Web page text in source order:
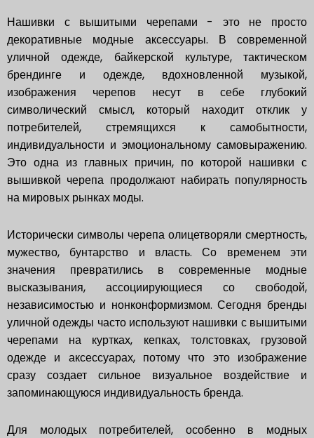
Нашивки с вышитыми черепами - это не просто
декоративные модные аксессуары. В современной
уличной одежде, байкерской культуре, тактическом
брендинге и одежде, вдохновленной музыкой,
изображения черепов несут в себе глубокий
символический смысл, который находит отклик у
потребителей, стремящихся к самобытности,
индивидуальности и эмоциональному самовыражению.
Это одна из главных причин, по которой нашивки с
вышивкой черепа продолжают набирать популярность
на мировых рынках моды.
Исторически символы черепа олицетворяли смертность,
мужество, бунтарство и власть. Со временем эти
значения превратились в современные модные
высказывания, ассоциирующиеся со свободой,
независимостью и нонконформизмом. Сегодня бренды
уличной одежды часто используют нашивки с вышитыми
черепами на куртках, кепках, толстовках, грузовой
одежде и аксессуарах, потому что это изображение
сразу создает сильное визуальное воздействие и
запоминающуюся индивидуальность бренда.
Для молодых потребителей, особенно в модных